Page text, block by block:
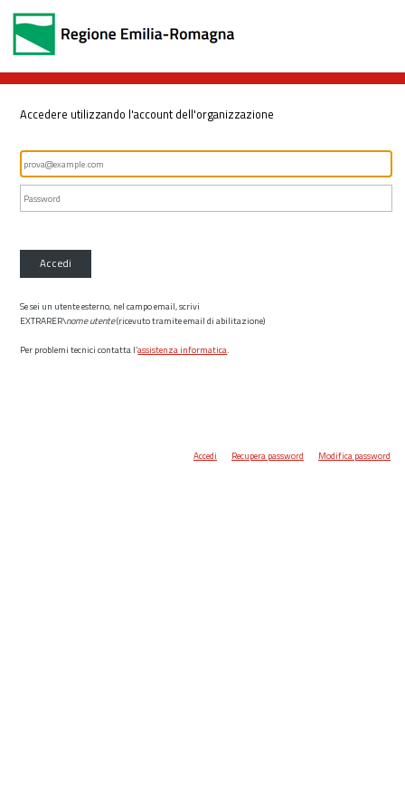
Accedere utilizzando l'account dell'organizzazione
Accedi
Se sei un utente esterno, nel campo email, scrivi
EXTRARER\nome utente(ricevuto tramite email di abilitazione)
Per problemi tecnici contatta l’assistenza informatica.
Accedi Recupera password Modifica password